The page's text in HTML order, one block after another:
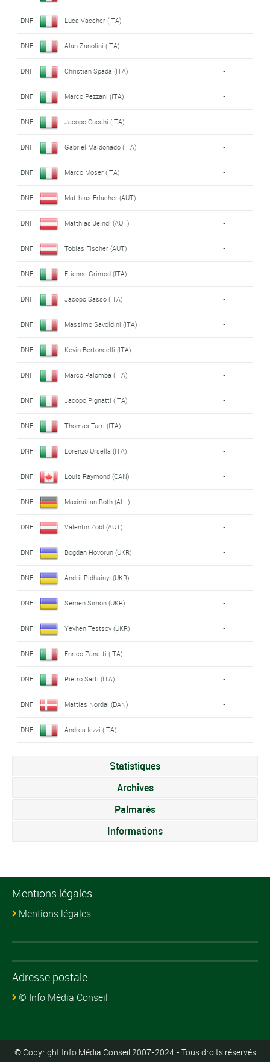
DNF Luca Vaccher (ITA) -
DNF Alan Zanolini (ITA) -
DNF Christian Spada (ITA) -
DNF Marco Pezzani (ITA) -
DNF Jacopo Cucchi (ITA) -
DNF Gabriel Maldonado (ITA) -
DNF Marco Moser (ITA) -
DNF Matthias Erlacher (AUT) -
DNF Matthias Jeindl (AUT) -
DNF Tobias Fischer (AUT) -
DNF Etienne Grimod (ITA) -
DNF Jacopo Sasso (ITA) -
DNF Massimo Savoldini (ITA) -
DNF Kevin Bertoncelli (ITA) -
DNF Marco Palomba (ITA) -
DNF Jacopo Pignatti (ITA) -
DNF Thomas Turri (ITA) -
DNF Lorenzo Ursella (ITA) -
DNF Louis Raymond (CAN) -
DNF Maximilian Roth (ALL) -
DNF Valentin Zobl (AUT) -
DNF Bogdan Hovorun (UKR) -
DNF Andrii Pidhainyi (UKR) -
DNF Semen Simon (UKR) -
DNF Yevhen Testsov (UKR) -
DNF Enrico Zanetti (ITA) -
DNF Pietro Sarti (ITA) -
DNF Mattias Nordal (DAN) -
DNF Andrea Iezzi (ITA) -
Statistiques
Archives
Palmarès
Informations
Mentions légales
Mentions légales
Adresse postale
© Info Média Conseil
© Copyright Info Média Conseil 2007-2024 - Tous droits réservés